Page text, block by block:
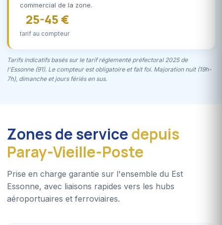
commercial de la zone.
25-45 €
tarif au compteur
Tarifs indicatifs basés sur le tarif réglementé préfectoral 2025 de
l'Essonne (91). Le compteur est obligatoire et fait foi. Majoration nuit (19h-
7h), dimanche et jours fériés en sus.
Zones de servicedepuis
Paray-Vieille-Poste
Prise en charge garantie sur l'ensemble du Est
Essonne, avec liaisons rapides vers les hubs
aéroportuaires et ferroviaires.